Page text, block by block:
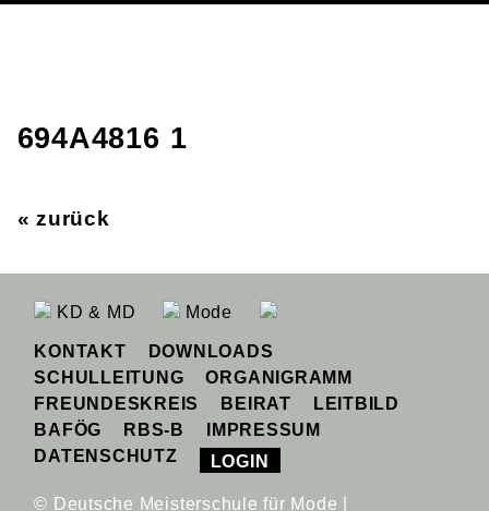
694A4816 1
« zurück
KD & MD Mode
KONTAKT
DOWNLOADS
SCHULLEITUNG
ORGANIGRAMM
FREUNDESKREIS
BEIRAT
LEITBILD
BAFÖG
RBS-B
IMPRESSUM
DATENSCHUTZ
LOGIN
© Deutsche Meisterschule für Mode |